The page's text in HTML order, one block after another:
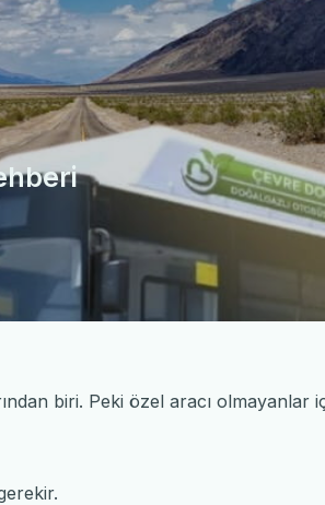
biri. Peki özel aracı olmayanlar